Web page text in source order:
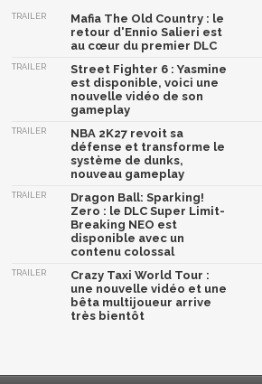
TRAILER
Mafia The Old Country : le
retour d'Ennio Salieri est
au cœur du premier DLC
TRAILER
Street Fighter 6 : Yasmine
est disponible, voici une
nouvelle vidéo de son
gameplay
TRAILER
NBA 2K27 revoit sa
défense et transforme le
système de dunks,
nouveau gameplay
TRAILER
Dragon Ball: Sparking!
Zero : le DLC Super Limit-
Breaking NEO est
disponible avec un
contenu colossal
TRAILER
Crazy Taxi World Tour :
une nouvelle vidéo et une
bêta multijoueur arrive
très bientôt